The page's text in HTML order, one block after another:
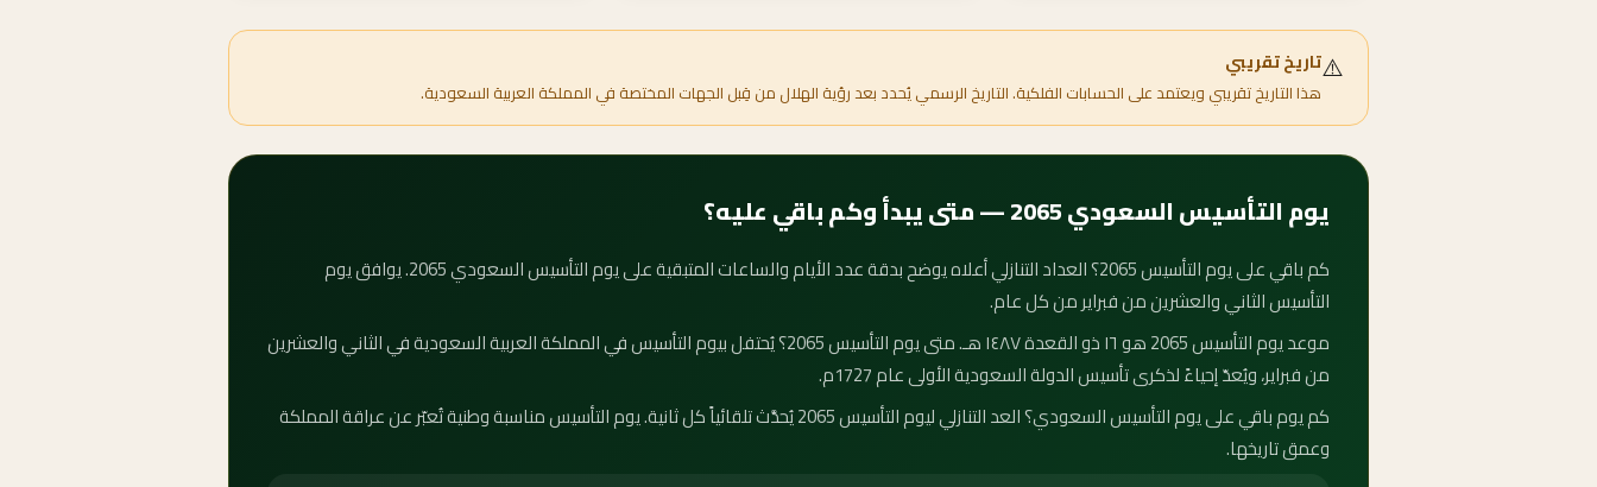
⚠️تاريخ تقريبي
هذا التاريخ تقريبي ويعتمد على الحسابات الفلكية. التاريخ الرسمي يُحدد بعد رؤية الهلال من قِبل الجهات المختصة في المملكة العربية السعودية.
يوم التأسيس السعودي 2065 — متى يبدأ وكم باقي عليه؟
كم باقي على يوم التأسيس 2065؟ العداد التنازلي أعلاه يوضح بدقة عدد الأيام والساعات المتبقية على يوم التأسيس السعودي 2065. يوافق يوم
التأسيس الثاني والعشرين من فبراير من كل عام.
موعد يوم التأسيس 2065 هو ١٦ ذو القعدة ١٤٨٧ هـ. متى يوم التأسيس 2065؟ يُحتفل بيوم التأسيس في المملكة العربية السعودية في الثاني والعشرين
من فبراير، ويُعدّ إحياءً لذكرى تأسيس الدولة السعودية الأولى عام 1727م.
كم يوم باقي على يوم التأسيس السعودي؟ العد التنازلي ليوم التأسيس 2065 يُحدَّث تلقائياً كل ثانية. يوم التأسيس مناسبة وطنية تُعبّر عن عراقة المملكة
وعمق تاريخها.